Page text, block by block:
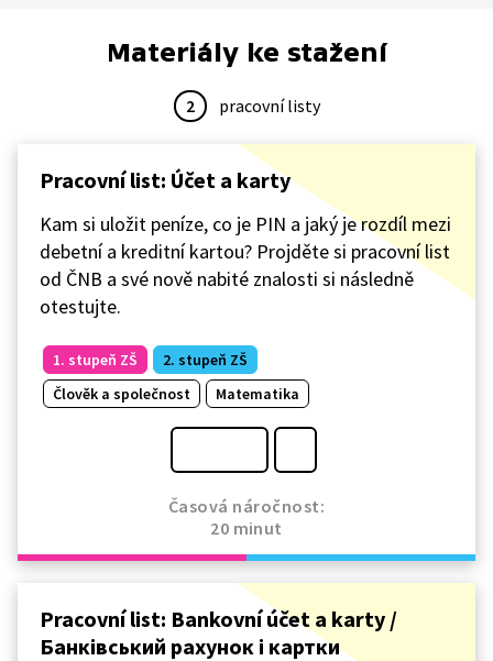
Materiály ke stažení
2 pracovní listy
Pracovní list: Účet a karty
Kam si uložit peníze, co je PIN a jaký je rozdíl mezi
debetní a kreditní kartou? Projděte si pracovní list
od ČNB a své nově nabité znalosti si následně
otestujte.
1. stupeň ZŠ
2. stupeň ZŠ
Člověk a společnost
Matematika
Časová náročnost:
20 minut
Pracovní list: Bankovní účet a karty /
Банківський рахунoк і картки